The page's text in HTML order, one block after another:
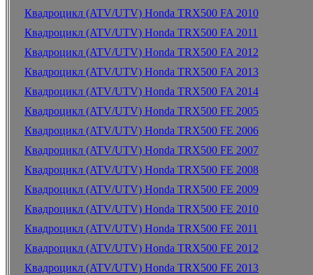
Квадроцикл (ATV/UTV) Honda TRX500 FA 2010
Квадроцикл (ATV/UTV) Honda TRX500 FA 2011
Квадроцикл (ATV/UTV) Honda TRX500 FA 2012
Квадроцикл (ATV/UTV) Honda TRX500 FA 2013
Квадроцикл (ATV/UTV) Honda TRX500 FA 2014
Квадроцикл (ATV/UTV) Honda TRX500 FE 2005
Квадроцикл (ATV/UTV) Honda TRX500 FE 2006
Квадроцикл (ATV/UTV) Honda TRX500 FE 2007
Квадроцикл (ATV/UTV) Honda TRX500 FE 2008
Квадроцикл (ATV/UTV) Honda TRX500 FE 2009
Квадроцикл (ATV/UTV) Honda TRX500 FE 2010
Квадроцикл (ATV/UTV) Honda TRX500 FE 2011
Квадроцикл (ATV/UTV) Honda TRX500 FE 2012
Квадроцикл (ATV/UTV) Honda TRX500 FE 2013